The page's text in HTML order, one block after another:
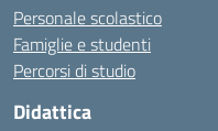
Personale scolastico
Famiglie e studenti
Percorsi di studio
Didattica